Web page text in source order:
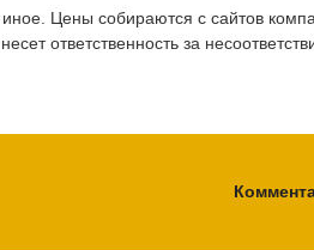
Цены собираются с сайтов
ответственность за